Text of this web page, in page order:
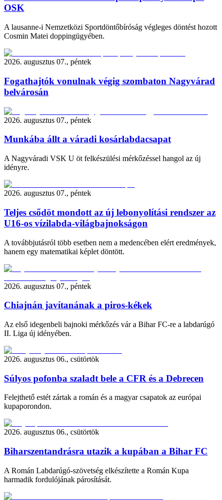
OSK
A lausanne-i Nemzetközi Sportdöntőbíróság végleges döntést hozott
Cosmin Matei doppingügyében.
2026. augusztus 07., péntek
Fogathajtók vonulnak végig szombaton Nagyvárad
belvárosán
2026. augusztus 07., péntek
Munkába állt a váradi kosárlabdacsapat
A Nagyváradi VSK U öt felkészülési mérkőzéssel hangol az új
idényre.
2026. augusztus 07., péntek
Teljes csődöt mondott az új lebonyolítási rendszer az
U16-os vízilabda-világbajnokságon
A továbbjutásról több esetben nem a medencében elért eredmények,
hanem egy matematikai képlet döntött.
2026. augusztus 07., péntek
Chiajnán javítanának a piros-kékek
Az első idegenbeli bajnoki mérkőzés vár a Bihar FC-re a labdarúgó
II. Liga új idényében.
2026. augusztus 06., csütörtök
Súlyos pofonba szaladt bele a CFR és a Debrecen
Felejthető estét zártak a román és a magyar csapatok az európai
kupaporondon.
2026. augusztus 06., csütörtök
Biharszentandrásra utazik a kupában a Bihar FC
A Román Labdarúgó-szövetség elkészítette a Román Kupa
harmadik fordulójának párosítását.